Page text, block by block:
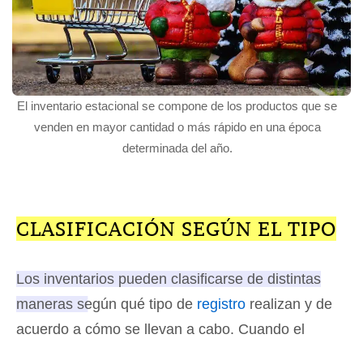
El inventario estacional se compone de los productos que se
venden en mayor cantidad o más rápido en una época
determinada del año.
CLASIFICACIÓN SEGÚN EL TIPO
Los inventarios pueden clasificarse de distintas
maneras según qué tipo de registro realizan y de
acuerdo a cómo se llevan a cabo. Cuando el